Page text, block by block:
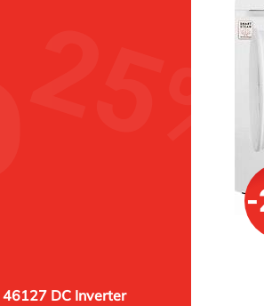
DC Inverter
-